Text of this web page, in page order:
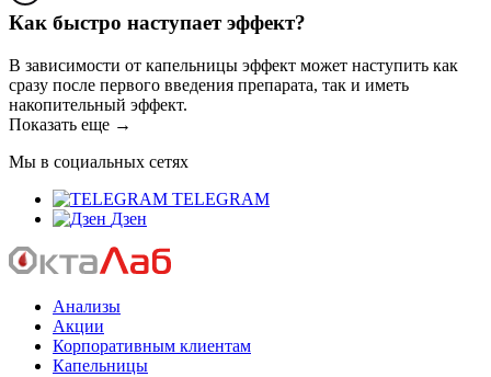
Как быстро наступает эффект?
В зависимости от капельницы эффект может наступить как
сразу после первого введения препарата, так и иметь
накопительный эффект.
Показать еще →
Мы в социальных сетях
TELEGRAM
Дзен
Анализы
Акции
Корпоративным клиентам
Капельницы